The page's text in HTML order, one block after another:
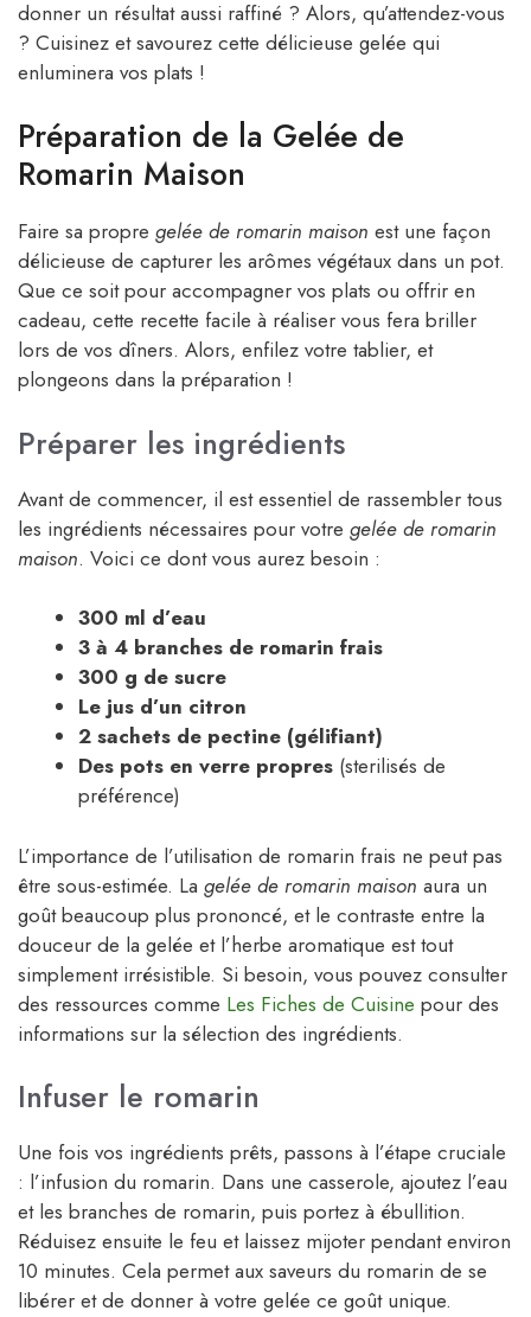
donner un résultat aussi raffiné ? Alors, qu’attendez-vous
? Cuisinez et savourez cette délicieuse gelée qui
enluminera vos plats !
Préparation de la Gelée de
Romarin Maison
Faire sa propre gelée de romarin maison est une façon
délicieuse de capturer les arômes végétaux dans un pot.
Que ce soit pour accompagner vos plats ou offrir en
cadeau, cette recette facile à réaliser vous fera briller
lors de vos dîners. Alors, enfilez votre tablier, et
plongeons dans la préparation !
Préparer les ingrédients
Avant de commencer, il est essentiel de rassembler tous
les ingrédients nécessaires pour votre gelée de romarin
maison. Voici ce dont vous aurez besoin :
300 ml d’eau
3 à 4 branches de romarin frais
300 g de sucre
Le jus d’un citron
2 sachets de pectine (gélifiant)
Des pots en verre propres (sterilisés de
préférence)
L’importance de l’utilisation de romarin frais ne peut pas
être sous-estimée. La gelée de romarin maison aura un
goût beaucoup plus prononcé, et le contraste entre la
douceur de la gelée et l’herbe aromatique est tout
simplement irrésistible. Si besoin, vous pouvez consulter
des ressources comme Les Fiches de Cuisine pour des
informations sur la sélection des ingrédients.
Infuser le romarin
Une fois vos ingrédients prêts, passons à l’étape cruciale
: l’infusion du romarin. Dans une casserole, ajoutez l’eau
et les branches de romarin, puis portez à ébullition.
Réduisez ensuite le feu et laissez mijoter pendant environ
10 minutes. Cela permet aux saveurs du romarin de se
libérer et de donner à votre gelée ce goût unique.